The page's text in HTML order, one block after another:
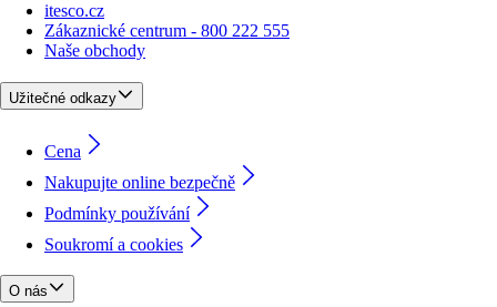
itesco.cz
Zákaznické centrum - 800 222 555
Naše obchody
Užitečné odkazy
Cena
Nakupujte online bezpečně
Podmínky používání
Soukromí a cookies
O nás